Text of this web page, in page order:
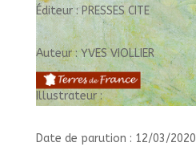
Éditeur : PRESSES CITE
Auteur : YVES VIOLLIER
Illustrateur :
Date de parution : 12/03/2020